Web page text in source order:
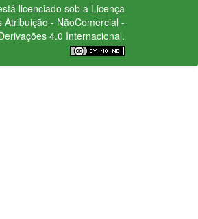
licenciado sob a Licença
Atribuição - NãoComercial -
4.0 Internacional.